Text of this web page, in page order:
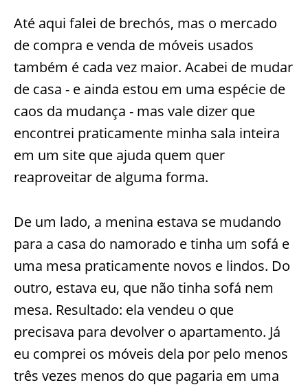
Até aqui falei de brechós, mas o mercado
de compra e venda de móveis usados
também é cada vez maior. Acabei de mudar
de casa - e ainda estou em uma espécie de
caos da mudança - mas vale dizer que
encontrei praticamente minha sala inteira
em um site que ajuda quem quer
reaproveitar de alguma forma.
De um lado, a menina estava se mudando
para a casa do namorado e tinha um sofá e
uma mesa praticamente novos e lindos. Do
outro, estava eu, que não tinha sofá nem
mesa. Resultado: ela vendeu o que
precisava para devolver o apartamento. Já
eu comprei os móveis dela por pelo menos
três vezes menos do que pagaria em uma